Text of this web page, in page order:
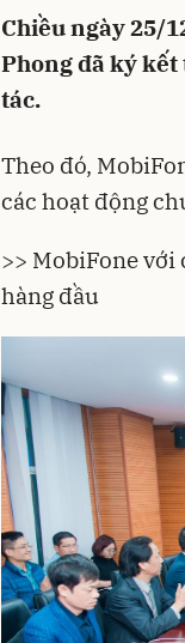
Chiều ngày 25/
Phong đã ký
tác.
Theo đó,
các hoạt động
>> MobiFone
hàng đầu